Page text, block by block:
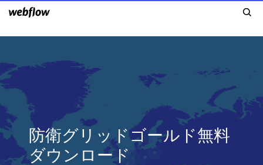
防衛グリッドゴールド無料
ダウンロード